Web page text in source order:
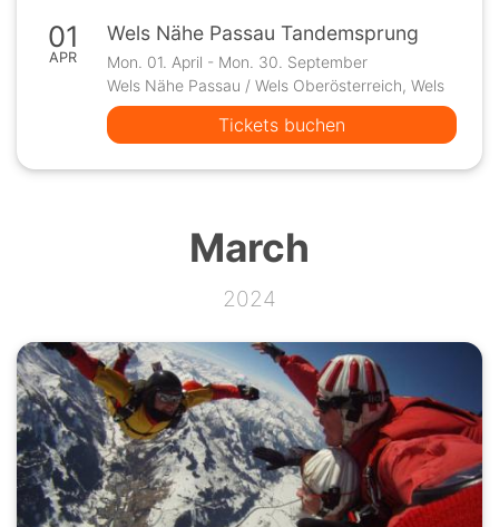
01
APR
Wels Nähe Passau Tandemsprung
Mon. 01. April - Mon. 30. September
Wels Nähe Passau / Wels Oberösterreich, Wels
Tickets buchen
March
2024